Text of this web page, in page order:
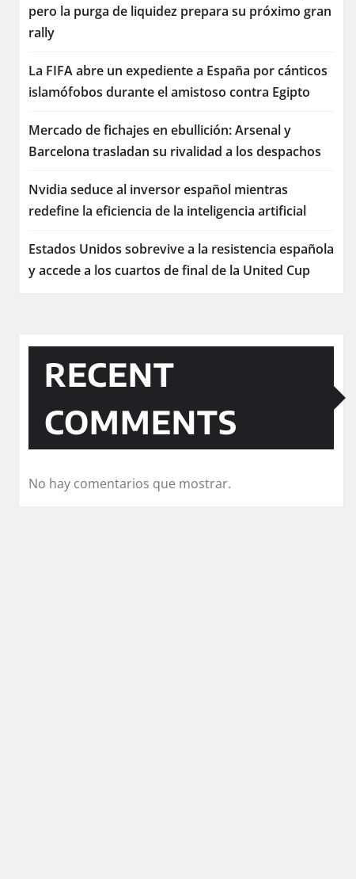
pero la purga de liquidez prepara su próximo gran
rally
La FIFA abre un expediente a España por cánticos
islamófobos durante el amistoso contra Egipto
Mercado de fichajes en ebullición: Arsenal y
Barcelona trasladan su rivalidad a los despachos
Nvidia seduce al inversor español mientras
redefine la eficiencia de la inteligencia artificial
Estados Unidos sobrevive a la resistencia española
y accede a los cuartos de final de la United Cup
RECENT
COMMENTS
No hay comentarios que mostrar.